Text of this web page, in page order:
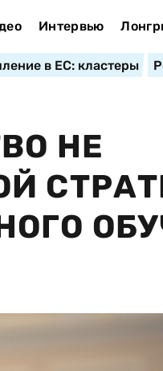
Интервью
в ЕС: кластеры
НЕ